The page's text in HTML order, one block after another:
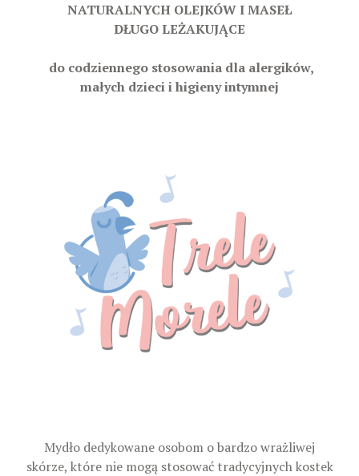
NATURALNYCH OLEJKÓW I MASEŁ
DŁUGO LEŻAKUJĄCE
do codziennego stosowania dla alergików,
małych dzieci i higieny intymnej
Mydło dedykowane osobom o bardzo wrażliwej
skórze, które nie mogą stosować tradycyjnych kostek